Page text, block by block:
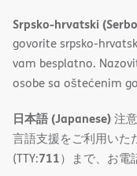
Srpsko-hrvatski
govorite srpsko-
vam besplatno.
osobe sa oštećenim
日本語 (Japanese)注
言語支援をご利用いた
(TTY:711）まで、お電